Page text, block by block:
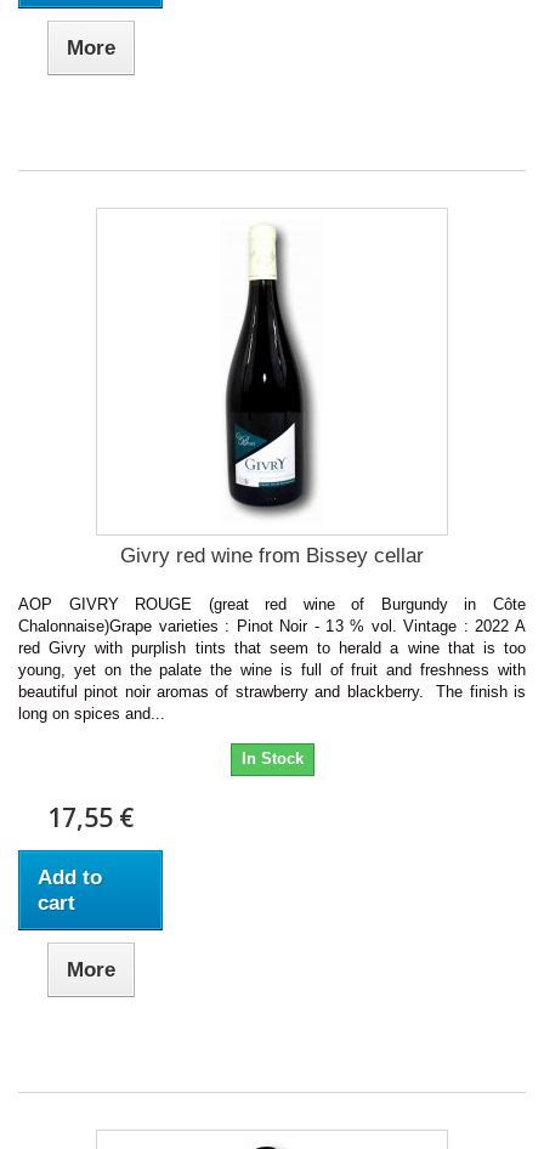
More
Givry red wine from Bissey cellar
AOP GIVRY ROUGE (great red wine of Burgundy in Côte
Chalonnaise)Grape varieties : Pinot Noir - 13 % vol. Vintage : 2022 A
red Givry with purplish tints that seem to herald a wine that is too
young, yet on the palate the wine is full of fruit and freshness with
beautiful pinot noir aromas of strawberry and blackberry. The finish is
long on spices and...
In Stock
17,55 €
Add to
cart
More